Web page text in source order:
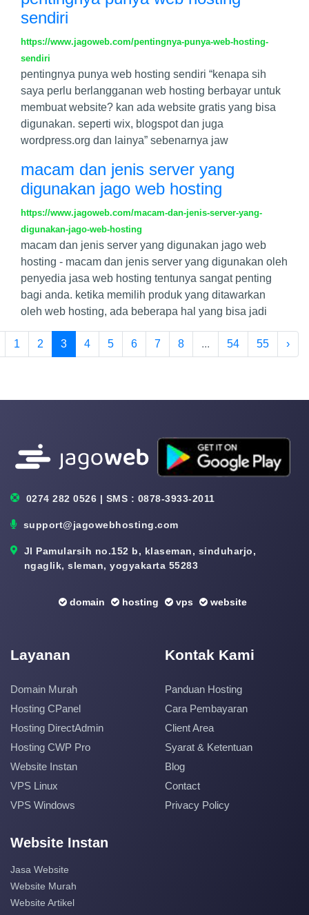
sendiri
https://www.jagoweb.com/pentingnya-punya-web-hosting-
sendiri
pentingnya punya web hosting sendiri “kenapa sih
saya perlu berlangganan web hosting berbayar untuk
membuat website? kan ada website gratis yang bisa
digunakan. seperti wix, blogspot dan juga
wordpress.org dan lainya” sebenarnya jaw
macam dan jenis server yang
digunakan jago web hosting
https://www.jagoweb.com/macam-dan-jenis-server-yang-
digunakan-jago-web-hosting
macam dan jenis server yang digunakan jago web
hosting - macam dan jenis server yang digunakan oleh
penyedia jasa web hosting tentunya sangat penting
bagi anda. ketika memilih produk yang ditawarkan
oleh web hosting, ada beberapa hal yang bisa jadi
1 2 3 4 5 6 7 8 ... 54 55 ›
0274 282 0526 | SMS : 0878-3933-2011
support@jagowebhosting.com
Jl Pamularsih no.152 b, klaseman, sinduharjo,
ngaglik, sleman, yogyakarta 55283
domain hosting vps website
Layanan
Domain Murah
Hosting CPanel
Hosting DirectAdmin
Hosting CWP Pro
Website Instan
VPS Linux
VPS Windows
Kontak Kami
Panduan Hosting
Cara Pembayaran
Client Area
Syarat & Ketentuan
Blog
Contact
Privacy Policy
Website Instan
Jasa Website
Website Murah
Website Artikel